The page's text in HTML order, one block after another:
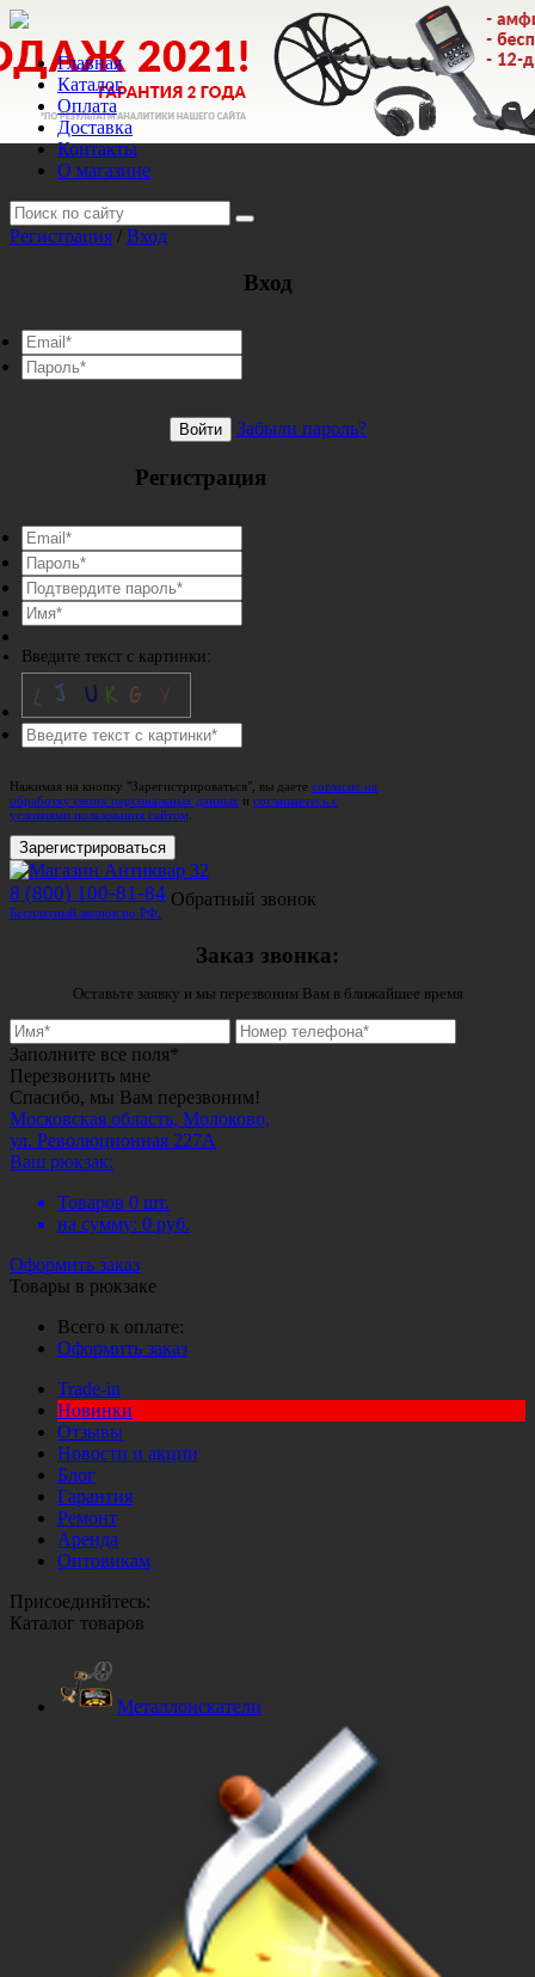
Главная
Каталог
Оплата
Доставка
Контакты
О магазине
Регистрация / Вход
Вход
Войти Забыли пароль?
Регистрация
Введите текст с картинки:
Нажимая на кнопку "Зарегистрироваться", вы даете согласие на
обработку своих персональных данных и соглашаетесь с
условиями пользования сайтом
Зарегистрироваться
8 (800) 100-81-84
Бесплатный звонок по РФ.
Обратный звонок
Заказ звонка:
Оставьте заявку и мы перезвоним Вам в ближайшее время
Заполните все поля*
Перезвонить мне
Спасибо, мы Вам перезвоним!
Московская область, Молоково,
ул. Революционная 227А
Ваш рюкзак:
Товаров 0 шт.
на сумму: 0 руб.
Оформить заказ
Товары в рюкзаке
Всего к оплате:
Оформить заказ
Trade-in
Новинки
Отзывы
Новости и акции
Блог
Гарантия
Ремонт
Аренда
Оптовикам
Присоединйтесь:
Каталог товаров
Металлоискатели